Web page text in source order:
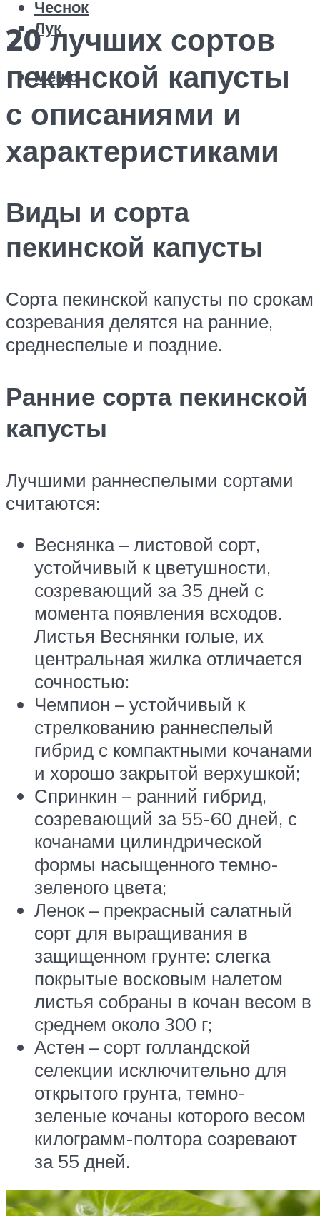
Чеснок
Лук
Меню
20 лучших сортов
пекинской капусты
с описаниями и
характеристиками
Виды и сорта
пекинской капусты
Сорта пекинской капусты по срокам
созревания делятся на ранние,
среднеспелые и поздние.
Ранние сорта пекинской
капусты
Лучшими раннеспелыми сортами
считаются:
Веснянка – листовой сорт,
устойчивый к цветушности,
созревающий за 35 дней с
момента появления всходов.
Листья Веснянки голые, их
центральная жилка отличается
сочностью:
Чемпион – устойчивый к
стрелкованию раннеспелый
гибрид с компактными кочанами
и хорошо закрытой верхушкой;
Спринкин – ранний гибрид,
созревающий за 55-60 дней, с
кочанами цилиндрической
формы насыщенного темно-
зеленого цвета;
Ленок – прекрасный салатный
сорт для выращивания в
защищенном грунте: слегка
покрытые восковым налетом
листья собраны в кочан весом в
среднем около 300 г;
Астен – сорт голландской
селекции исключительно для
открытого грунта, темно-
зеленые кочаны которого весом
килограмм-полтора созревают
за 55 дней.